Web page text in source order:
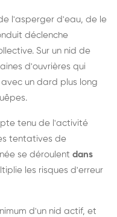
l'asperger d'eau, de le
déclenche
Sur un nid de
d'ouvrières qui
un dard plus long
tenu de l'activité
tentatives de
se déroulent dans
les risques d'erreur
d'un nid actif, et